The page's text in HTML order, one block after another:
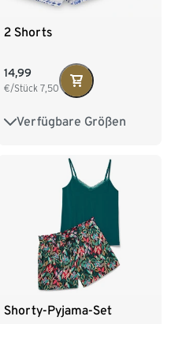
2 Shorts
14,99
€/Stück 7,50
Verfügbare Größen
XS 32/34 S 36/38
L 44/46
XXL 52/54
Shorty-Pyjama-Set